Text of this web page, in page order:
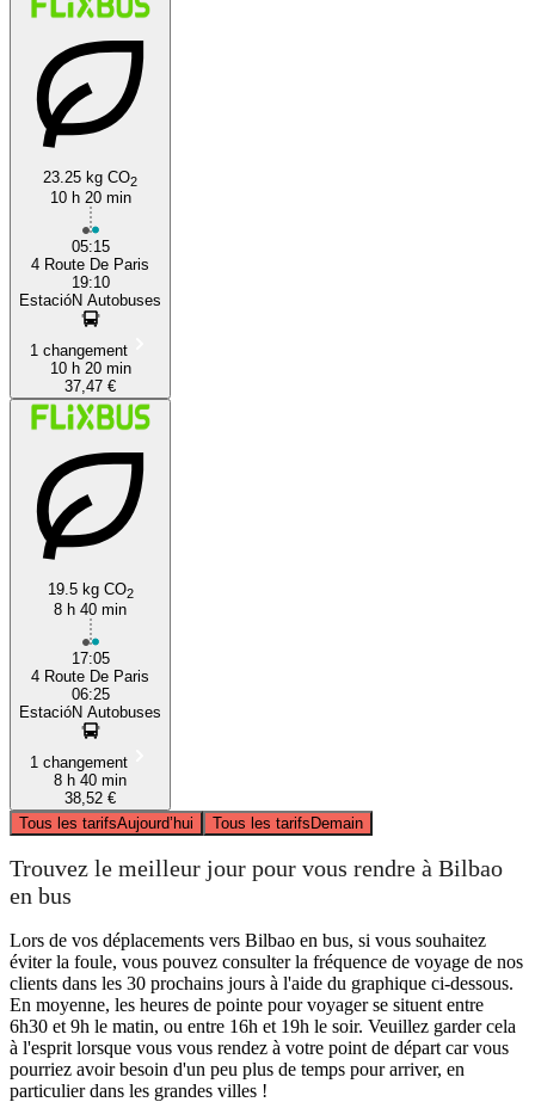
23.25 kg CO2
10 h 20 min
05:15
4 Route De Paris
19:10
EstacióN Autobuses
1 changement
10 h 20 min
37,47 €
19.5 kg CO2
8 h 40 min
17:05
4 Route De Paris
06:25
EstacióN Autobuses
1 changement
8 h 40 min
38,52 €
Tous les tarifsAujourd’hui Tous les tarifsDemain
Trouvez le meilleur jour pour vous rendre à Bilbao
en bus
Lors de vos déplacements vers Bilbao en bus, si vous souhaitez
éviter la foule, vous pouvez consulter la fréquence de voyage de nos
clients dans les 30 prochains jours à l'aide du graphique ci-dessous.
En moyenne, les heures de pointe pour voyager se situent entre
6h30 et 9h le matin, ou entre 16h et 19h le soir. Veuillez garder cela
à l'esprit lorsque vous vous rendez à votre point de départ car vous
pourriez avoir besoin d'un peu plus de temps pour arriver, en
particulier dans les grandes villes !